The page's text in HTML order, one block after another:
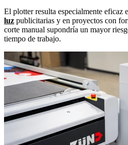
El plotter resulta especialmente eficaz
luz publicitarias y en proyectos con
corte manual supondría un mayor
tiempo de trabajo.